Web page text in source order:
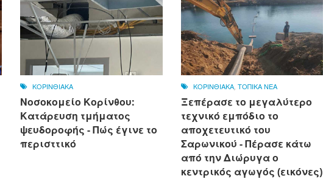
ΚΟΡΙΝΘΙΑΚΑ
Νοσοκομείο Κορίνθου:
Κατάρευση τμήματος
ψευδοροφής - Πώς έγινε το
περισττικό
ΚΟΡΙΝΘΙΑΚΑ, ΤΟΠΙΚΑ ΝΕΑ
Ξεπέρασε το μεγαλύτερο
τεχνικό εμπόδιο το
αποχετευτικό του
Σαρωνικού - Πέρασε κάτω
από την Διώρυγα ο
κεντρικός αγωγός (εικόνες)